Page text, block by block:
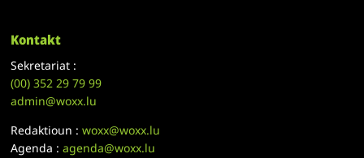
Kontakt
Sekretariat :
(00)352 29 79 99
admin@woxx.lu
Redaktioun :woxx@woxx.lu
Agenda :agenda@woxx.lu